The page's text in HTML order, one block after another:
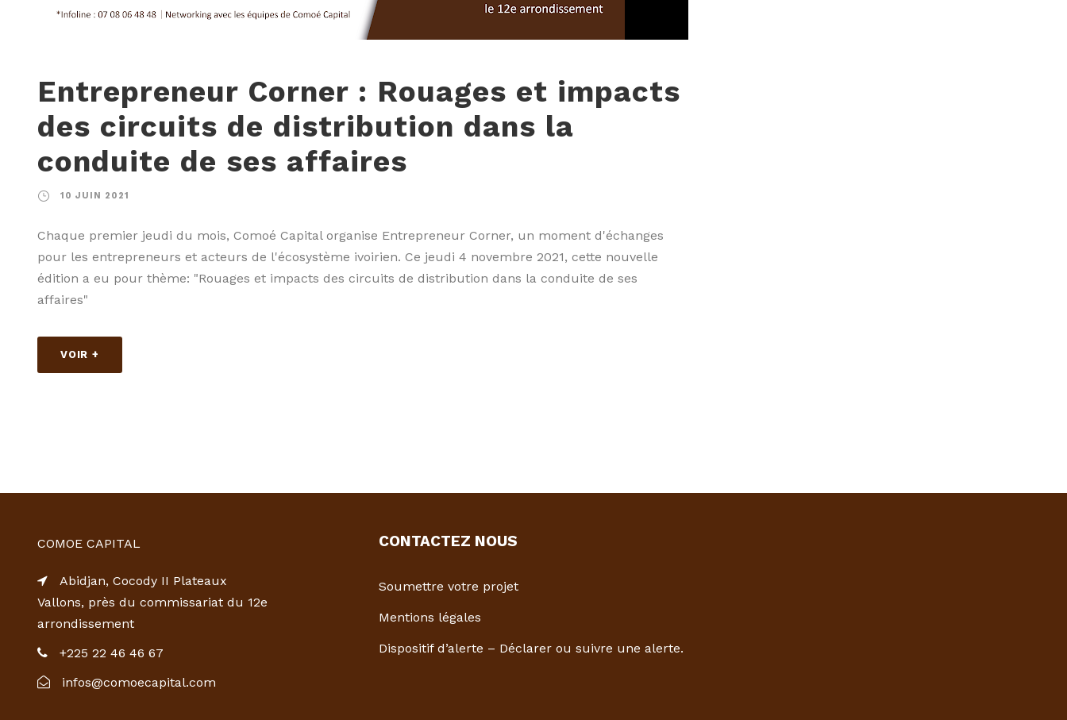
Entrepreneur Corner : Rouages et impacts
des circuits de distribution dans la
conduite de ses affaires
10 JUIN 2021
Chaque premier jeudi du mois, Comoé Capital organise Entrepreneur Corner, un moment d'échanges
pour les entrepreneurs et acteurs de l'écosystème ivoirien. Ce jeudi 4 novembre 2021, cette nouvelle
édition a eu pour thème: "Rouages et impacts des circuits de distribution dans la conduite de ses
affaires"
VOIR +
COMOE CAPITAL
Abidjan, Cocody II Plateaux
Vallons, près du commissariat du 12e
arrondissement
+225 22 46 46 67
infos@comoecapital.com
CONTACTEZ NOUS
Soumettre votre projet
Mentions légales
Dispositif d’alerte – Déclarer ou suivre une alerte.